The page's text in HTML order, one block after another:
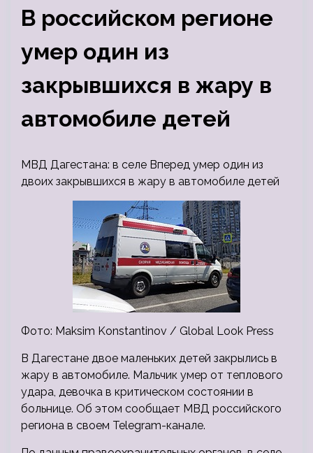
В российском регионе
умер один из
закрывшихся в жару в
автомобиле детей
МВД Дагестана: в селе Вперед умер один из
двоих закрывшихся в жару в автомобиле детей
Фото: Maksim Konstantinov / Global Look Press
В Дагестане двое маленьких детей закрылись в
жару в автомобиле. Мальчик умер от теплового
удара, девочка в критическом состоянии в
больнице. Об этом сообщает МВД российского
региона в своем Telegram-канале.